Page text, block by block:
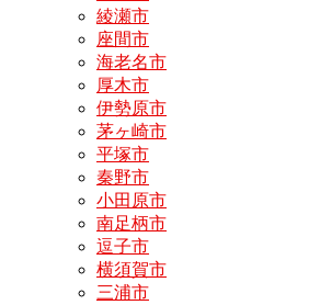
綾瀬市
座間市
海老名市
厚木市
伊勢原市
茅ヶ崎市
平塚市
秦野市
小田原市
南足柄市
逗子市
横須賀市
三浦市